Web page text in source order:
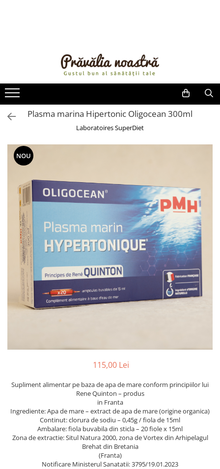
ULEIURI ȘI UNTURI
MĂSLINE
NUCI ȘI SEMINȚE
FRUCTE DESHIDRATATE
FRUCTE LA CONSERVĂ
OȚETURI ȘI SOSURI
FĂINĂ FĂRĂ GLUTEN
BĂUTURI / LAPTE VEGETAL
OREZ ȘI CEREALE
PASTE
CREME ȘI PASTE TARTINABILE
CONDIMENTE
CEAIURI GRECEȘTI
CIOCOLATĂ ȘI CACAO
HEALTHY SNACKS
SUPERALIMENTE
LACTATE
REMEDII NATURISTE
Plasma marina Hipertonic Oligocean 300ml
Laboratoires SuperDiet
NOU
115,00 Lei
Supliment alimentar pe baza de apa de mare conform principiilor lui
Rene Quinton – produs
in Franta
Ingrediente: Apa de mare – extract de apa de mare (origine organica)
Continut: clorura de sodiu – 0,45g / fiola de 15ml
Ambalare: fiola buvabila din sticla – 20 fiole x 15ml
Zona de extractie: Situl Natura 2000, zona de Vortex din Arhipelagul
Brehat din Bretania
(Franta)
Notificare Ministerul Sanatatii: 3795/19.01.2023